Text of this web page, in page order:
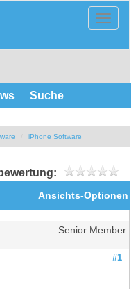
Suche
iPhone Software
Ansichts-Optionen
Senior Member
#1